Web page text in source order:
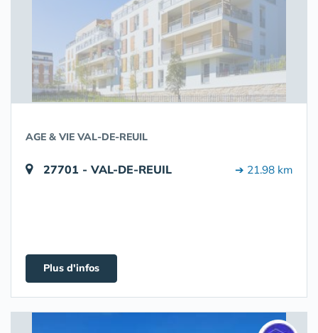
AGE & VIE VAL-DE-REUIL
27701 - VAL-DE-REUIL ➔ 21.98 km
Plus d'infos